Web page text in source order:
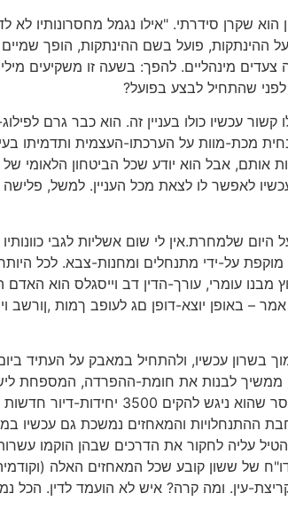
דויד בן-גוריון, שדווקא אהב אותו, קבע כבר לפני 40 שנה ששרון הוא שקרן סידרתי.
ביומנו ב29- בינואר 1960.זה שנה הוא מדבר על ההינתקות, פועל בשם
מינהליים. להפך: בשעה זו משקיעים
שהתחיל לבצע בפועל?
עכשיו כולו בעניין זה. הוא כבר גרם
מכת-מוות על הערכתו-העצמית ותדמיתו
אותם, אבל הוא יודע שכל הביטחון הלאומי
לאפשר לו לצאת מכל העניין. למשל, פלישה
שלמחרת.אין לי שום אשליות לגבי
תהיה מוקפת על-ידי מתנחלים ומחנות-צבא. לכל
עומרי, עורך-הדין דב וייסגלס הוא האדם
עכשיו, ולהתחיל במאבק על העתיד
הוא ממלא את השטח שבין החומה והקו הירוק בהתנחלויות
ההתנחלויות והמאחזים נמשכת גם עכשיו
עליה לחקור את הדרכים שבהן הוקמו
את כל ההתנחלויות והמאחזים שהוקמו אחרי שהגיע לשלטון ב2001-.הדו"ח של ששון
עין. ומה קרה? איש לא הועמד לדין. הכל